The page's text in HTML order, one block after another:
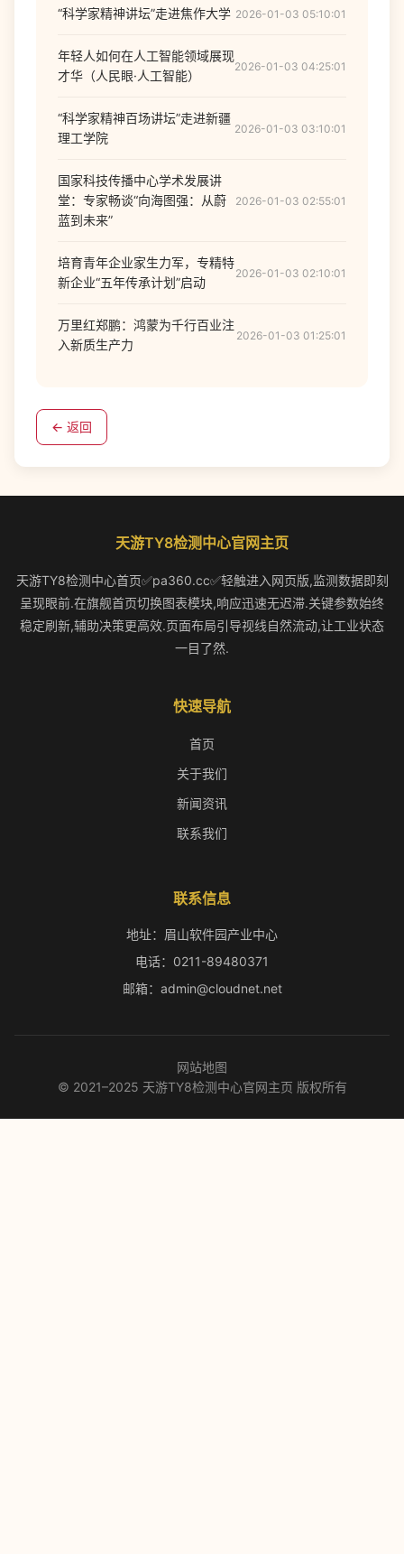
“科学家精神讲坛”走进焦作大学 2026-01-03 05:10:01
年轻人如何在人工智能领域展现
才华（人民眼·人工智能）
2026-01-03 04:25:01
“科学家精神百场讲坛”走进新疆
理工学院
2026-01-03 03:10:01
国家科技传播中心学术发展讲
堂：专家畅谈“向海图强：从蔚
蓝到未来”
2026-01-03 02:55:01
培育青年企业家生力军，专精特
新企业“五年传承计划”启动
2026-01-03 02:10:01
万里红郑鹏：鸿蒙为千行百业注
入新质生产力
2026-01-03 01:25:01
← 返回
天游TY8检测中心官网主页
天游TY8检测中心首页✅pa360.cc✅轻触进入网页版,监测数据即刻
呈现眼前.在旗舰首页切换图表模块,响应迅速无迟滞.关键参数始终
稳定刷新,辅助决策更高效.页面布局引导视线自然流动,让工业状态
一目了然.
快速导航
首页
关于我们
新闻资讯
联系我们
联系信息
地址：眉山软件园产业中心
电话：0211-89480371
邮箱：admin@cloudnet.net
网站地图
© 2021–2025 天游TY8检测中心官网主页 版权所有